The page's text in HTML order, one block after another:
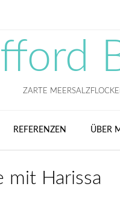
ZARTE
REFERENZEN ÜBER
mit Harissa